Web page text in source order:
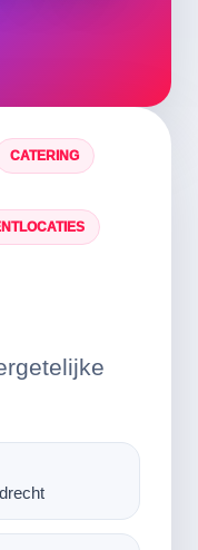
CATERING